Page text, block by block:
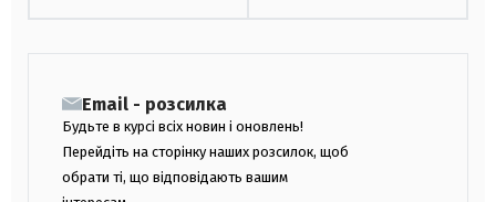
Email - розсилка
Будьте в курсі всіх новин і оновлень!
Перейдіть на сторінку наших розсилок, щоб
обрати ті, що відповідають вашим